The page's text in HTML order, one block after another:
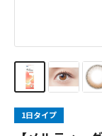
1日タイプ